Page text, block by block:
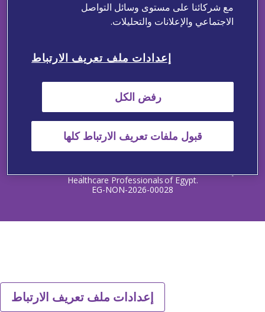
Summary of Product Characteristics - Detrusitol
Contact Us
Medical Information
Privacy Policy
Terms and Conditions Cookie Notice
Copyright © 2025 Viatris Egypt SAE. All rights reserved.
Healthcare Professionals of Egypt.
EG-NON-2026-00028
إعدادات ملف تعريف الارتباط
مع شركائنا على مستوى وسائل التواصل
الاجتماعي والإعلانات والتحليلات.
إعدادات ملف تعريف الارتباط
رفض الكل
قبول ملفات تعريف الارتباط كلها